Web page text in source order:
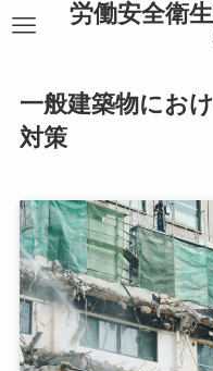
労働安全衛
一般建築物にお
対策